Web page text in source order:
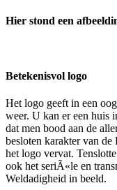
Hier stond een
Betekenisvol logo
Het logo geeft in een
weer. U kan er een huis
dat men bood aan de
besloten karakter van
het logo vervat.
ook het seriÃ«le en
Weldadigheid in beeld.